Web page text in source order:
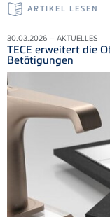
ARTIKEL LESEN
30.03.2026 – AKTUELLES
TECE erweitert die
Betätigungen